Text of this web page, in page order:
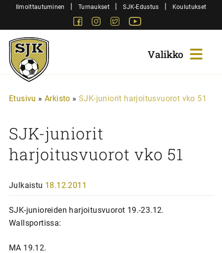
SiirryIlmoittautuminen | Turnaukset | SJK-Edustus | Koulutukset
FacebookInstagram
Twitter
Sjk-
Juniorit
Etusivu » Arkisto » SJK-juniorit harjoitusvuorot vko 51
SJK-juniorit
harjoitusvuorot vko 51
Julkaistu 18.12.2011
SJK-junioreiden harjoitusvuorot 19.-23.12.
Wallsportissa:
MA 19.12.